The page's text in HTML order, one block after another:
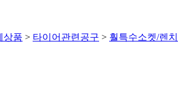
상품 > 타이어관련공구 > 훨특수소켓/렌치